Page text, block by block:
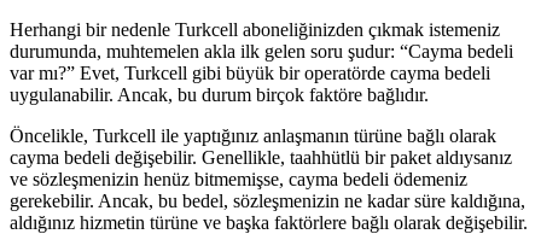
Herhangi bir nedenle Turkcell aboneliğinizden çıkmak istemeniz
durumunda, muhtemelen akla ilk gelen soru şudur: “Cayma bedeli
var mı?” Evet, Turkcell gibi büyük bir operatörde cayma bedeli
uygulanabilir. Ancak, bu durum birçok faktöre bağlıdır.
Öncelikle, Turkcell ile yaptığınız anlaşmanın türüne bağlı olarak
cayma bedeli değişebilir. Genellikle, taahhütlü bir paket aldıysanız
ve sözleşmenizin henüz bitmemişse, cayma bedeli ödemeniz
gerekebilir. Ancak, bu bedel, sözleşmenizin ne kadar süre kaldığına,
aldığınız hizmetin türüne ve başka faktörlere bağlı olarak değişebilir.